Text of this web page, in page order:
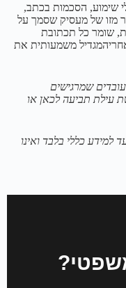
שימוע, הסכמות בכתב,
מזו של מעסיק שסמך על
שומר כל תכתובת
אחריהמגדיל משמעותית את
שמרגישים
עילת תביעה לכאן או
למידע כללי בלבד ואינו